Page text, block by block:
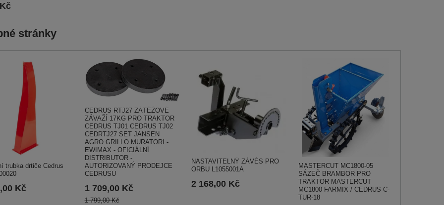
stránky
trubka drtiče Cedrus
Kč
CEDRUS RTJ27 ZÁTĚŽOVÉ
ZÁVAŽÍ 17KG PRO TRAKTOR
CEDRUS TJ01 CEDRUS TJ02
CEDRTJ27 SET JANSEN
AGRO GRILLO MURATORI -
EWIMAX - OFICIÁLNÍ
DISTRIBUTOR -
AUTORIZOVANÝ PRODEJCE
CEDRUSU
1 709,00 Kč
1 799,00 Kč
NASTAVITELNÝ ZÁVĚS PRO
ORBU L1055001A
2 168,00 Kč
MASTERCUT MC1800-05
SÁZEČ BRAMBOR PRO
TRAKTOR MASTERCUT
MC1800 FARMIX / CEDRUS C-
TUR-18